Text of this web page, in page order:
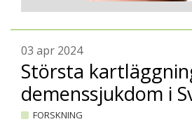
03 apr 2024
Största
demenssjukdom i
FORSKNING